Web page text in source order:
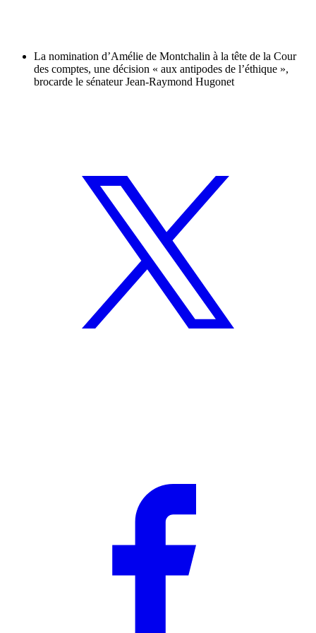
La nomination d’Amélie de Montchalin à la tête de la Cour
des comptes, une décision « aux antipodes de l’éthique »,
brocarde le sénateur Jean-Raymond Hugonet